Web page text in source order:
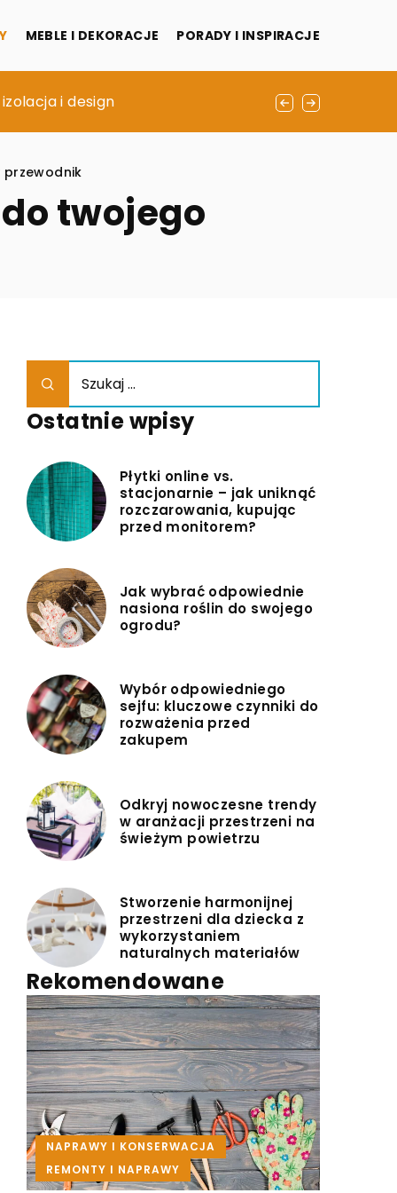
MEBLE I DEKORACJE PORADY I INSPIRACJE
i design
twojego
Ostatnie wpisy
Płytki online vs.
stacjonarnie – jak uniknąć
rozczarowania, kupując
przed monitorem?
Jak wybrać odpowiednie
nasiona roślin do swojego
ogrodu?
Wybór odpowiedniego
sejfu: kluczowe czynniki do
rozważenia przed
zakupem
Odkryj nowoczesne trendy
w aranżacji przestrzeni na
świeżym powietrzu
Stworzenie harmonijnej
przestrzeni dla dziecka z
wykorzystaniem
naturalnych materiałów
Rekomendowane
REMONTY I NAPRAWY
REMONTY I NAPRAWY
19 lipca 2025|Redaktor Blue Whale Press
NAPRAWY I KONSERWACJA
REMONTY I NAPRAWY